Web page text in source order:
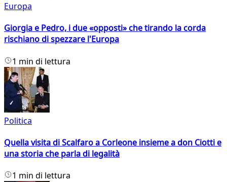
Europa
Giorgia e Pedro, i due «opposti» che tirando la corda
rischiano di spezzare l'Europa
1 min di lettura
Politica
Quella visita di Scalfaro a Corleone insieme a don Ciotti e
una storia che parla di legalità
1 min di lettura